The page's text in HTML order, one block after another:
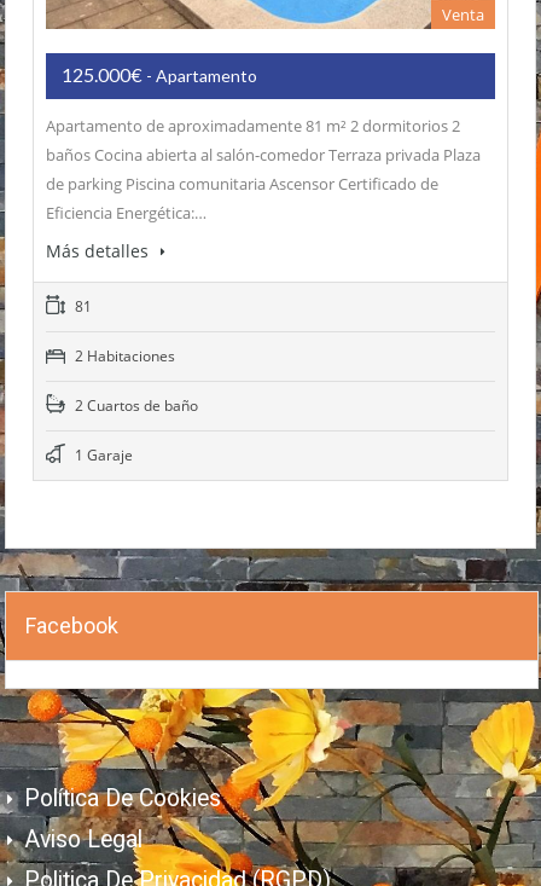
Venta
125.000€ - Apartamento
Apartamento de aproximadamente 81 m² 2 dormitorios 2
baños Cocina abierta al salón-comedor Terraza privada Plaza
de parking Piscina comunitaria Ascensor Certificado de
Eficiencia Energética:…
Más detalles
81
2 Habitaciones
2 Cuartos de baño
1 Garaje
Facebook
Política De Cookies
Aviso Legal
Politica De Privacidad (RGPD)